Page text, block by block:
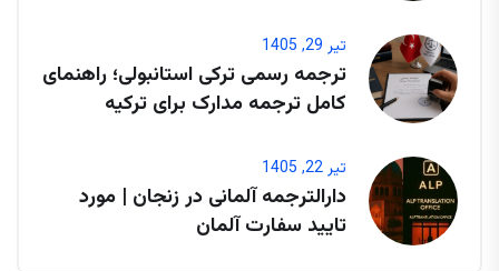
تیر 29, 1405
ترجمه رسمی ترکی استانبولی؛ راهنمای
کامل ترجمه مدارک برای ترکیه
تیر 22, 1405
دارالترجمه آلمانی در زنجان | مورد
تایید سفارت آلمان